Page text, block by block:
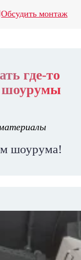
Обсудить монтаж
где-то
шоурумы
шоурума!